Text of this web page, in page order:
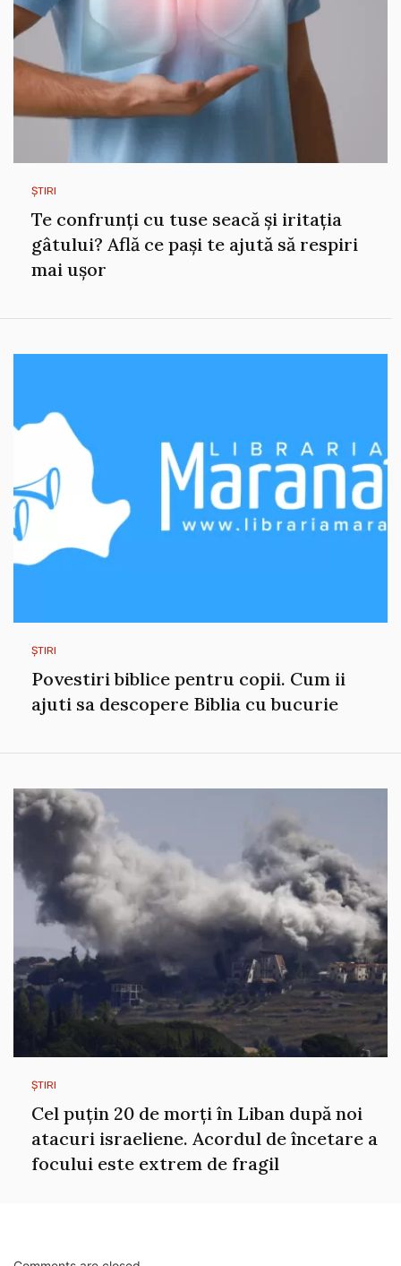
ȘTIRI
Te confrunți cu tuse seacă și iritația
gâtului? Află ce pași te ajută să respiri
mai ușor
ȘTIRI
Povestiri biblice pentru copii. Cum ii
ajuti sa descopere Biblia cu bucurie
ȘTIRI
Cel puțin 20 de morți în Liban după noi
atacuri israeliene. Acordul de încetare a
focului este extrem de fragil